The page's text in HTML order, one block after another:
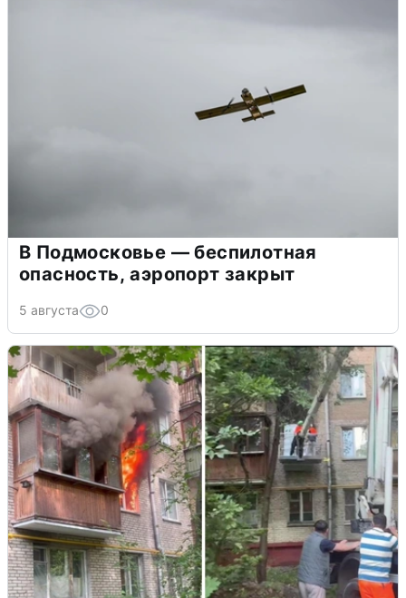
В Подмосковье — беспилотная
опасность, аэропорт закрыт
5 августа 0